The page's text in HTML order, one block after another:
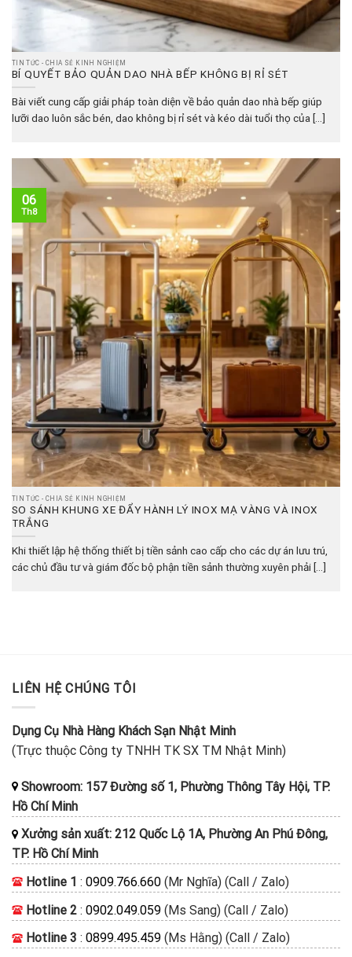
TIN TỨC - CHIA SẺ KINH NGHIỆM
BÍ QUYẾT BẢO QUẢN DAO NHÀ BẾP KHÔNG BỊ RỈ SÉT
Bài viết cung cấp giải pháp toàn diện về bảo quản dao nhà bếp giúp
lưỡi dao luôn sắc bén, dao không bị rỉ sét và kéo dài tuổi thọ của [...]
TIN TỨC - CHIA SẺ KINH NGHIỆM
SO SÁNH KHUNG XE ĐẨY HÀNH LÝ INOX MẠ VÀNG VÀ INOX
TRẮNG
Khi thiết lập hệ thống thiết bị tiền sảnh cao cấp cho các dự án lưu trú,
các chủ đầu tư và giám đốc bộ phận tiền sảnh thường xuyên phải [...]
06
Th8
LIÊN HỆ CHÚNG TÔI
Dụng Cụ Nhà Hàng Khách Sạn Nhật Minh
(Trực thuộc Công ty TNHH TK SX TM Nhật Minh)
Showroom: 157 Đường số 1, Phường Thông Tây Hội, TP.
Hồ Chí Minh
Xưởng sản xuất: 212 Quốc Lộ 1A, Phường An Phú Đông,
TP. Hồ Chí Minh
Hotline 1 : 0909.766.660 (Mr Nghĩa) (Call / Zalo)
Hotline 2 : 0902.049.059 (Ms Sang) (Call / Zalo)
Hotline 3 : 0899.495.459 (Ms Hằng) (Call / Zalo)